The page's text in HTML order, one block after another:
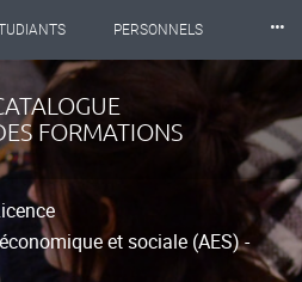
PERSONNELS ⸱⸱⸱
FORMATIONS
et sociale (AES) -